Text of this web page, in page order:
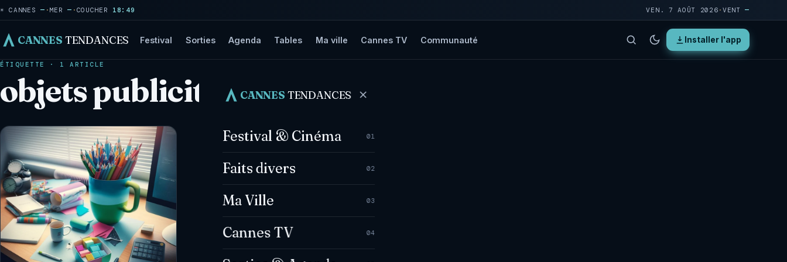
☀ CANNES— · MER— · COUCHER 18:49 VEN. 7 AOÛT 2026 · VENT—
CANNES TENDANCES Festival Sorties Agenda Tables Ma ville Cannes TV Communauté Installer l'app
CANNES TENDANCES
Festival & Cinéma 01
Faits divers 02
Ma Ville 03
Cannes TV 04
ÉTIQUETTE · 1 ARTICLE
objets publicitaires